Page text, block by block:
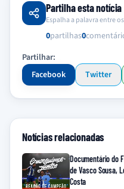
Partilha esta notícia
Espalha a palavra entre
0partilhas0
Partilhar:
Facebook
Twitter
Notícias relacionadas
Documentário do
de Vasco Sousa,
Costa